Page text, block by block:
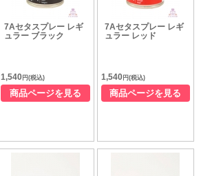
7Aセタスプレー レギ
ュラー ブラック
1,540円(税込)
商品ページを見る
7Aセタスプレー レギ
ュラー レッド
1,540円(税込)
商品ページを見る